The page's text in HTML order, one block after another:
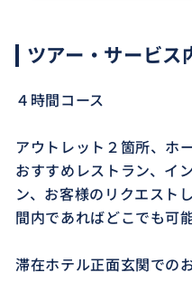
ツアー・サービス
４時間コース
アウトレット２箇所、ホ
おすすめレストラン、イ
ン、お客様のリクエスト
間内であればどこでも可
滞在ホテル正面玄関での